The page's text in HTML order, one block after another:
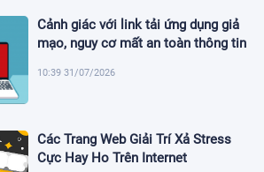
Cảnh giác với link tải ứng dụng giả
mạo, nguy cơ mất an toàn thông tin
10:39 31/07/2026
Các Trang Web Giải Trí Xả Stress
Cực Hay Ho Trên Internet